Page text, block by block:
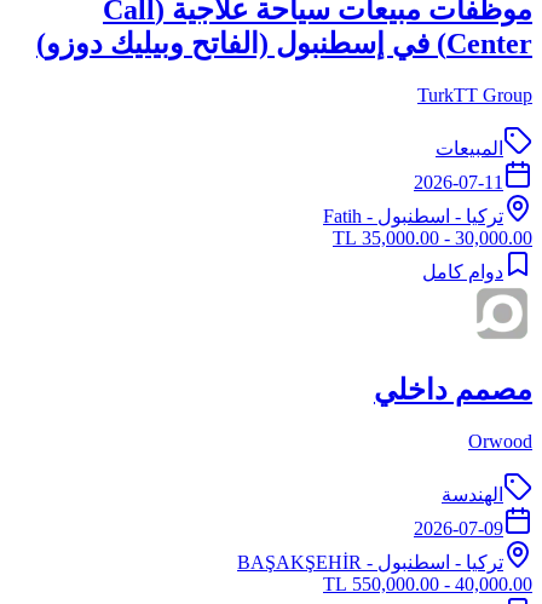
موظفات مبيعات سياحة علاجية (Call
Center) في إسطنبول (الفاتح وبيليك دوزو)
TurkTT Group
المبيعات
2026-07-11
تركيا - اسطنبول - Fatih
30,000.00 - 35,000.00 TL
دوام كامل
مصمم داخلي
Orwood
الهندسة
2026-07-09
تركيا - اسطنبول - BAŞAKŞEHİR
40,000.00 - 550,000.00 TL